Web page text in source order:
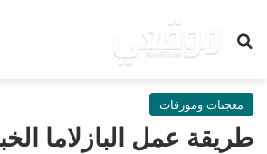
بحث عن
معجنات ومورقات
طريقة عمل البازلاما